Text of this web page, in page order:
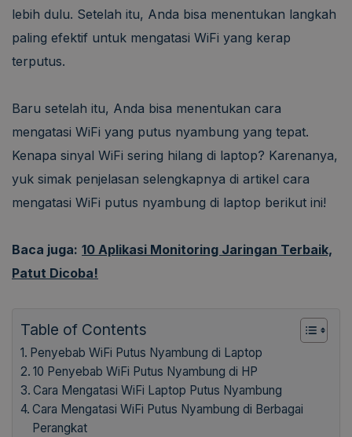
lebih dulu. Setelah itu, Anda bisa menentukan langkah
paling efektif untuk mengatasi WiFi yang kerap
terputus.
Baru setelah itu, Anda bisa menentukan cara
mengatasi WiFi yang putus nyambung yang tepat.
Kenapa sinyal WiFi sering hilang di laptop? Karenanya,
yuk simak penjelasan selengkapnya di artikel cara
mengatasi WiFi putus nyambung di laptop berikut ini!
Baca juga: 10 Aplikasi Monitoring Jaringan Terbaik,
Patut Dicoba!
Table of Contents
Penyebab WiFi Putus Nyambung di Laptop
10 Penyebab WiFi Putus Nyambung di HP
Cara Mengatasi WiFi Laptop Putus Nyambung
Cara Mengatasi WiFi Putus Nyambung di Berbagai
Perangkat